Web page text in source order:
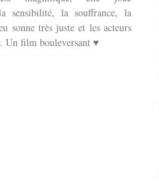
sensibilité, la souffrance, la
sonne très juste et les acteurs
Un film bouleversant ♥